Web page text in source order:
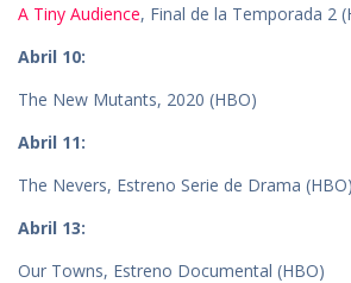
A Tiny Audience, Final de la Temporada 2
Abril 10:
The New Mutants, 2020 (HBO)
Abril 11:
The Nevers, Estreno Serie de Drama (HBO)
Abril 13:
Our Towns, Estreno Documental (HBO)